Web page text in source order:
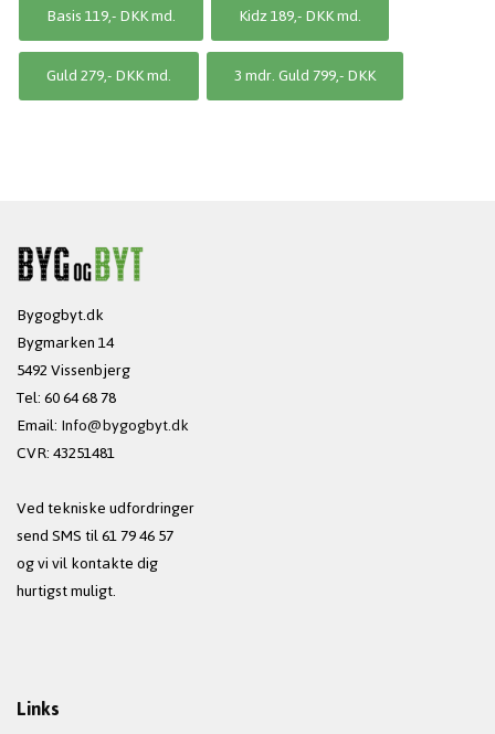
Basis 119,- DKK md.
Kidz 189,- DKK md.
Guld 279,- DKK md.
3 mdr. Guld 799,- DKK
Bygogbyt.dk
Bygmarken 14
5492 Vissenbjerg
Tel: 60 64 68 78
Email:Info@bygogbyt.dk
CVR: 43251481
Ved tekniske udfordringer
send SMS til 61 79 46 57
og vi vil kontakte dig
hurtigst muligt.
Links